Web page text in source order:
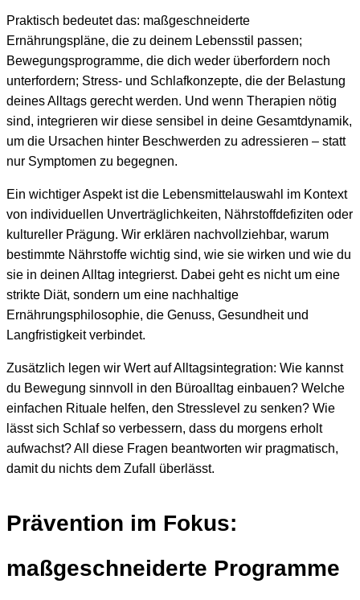
Praktisch bedeutet das: maßgeschneiderte
Ernährungspläne, die zu deinem Lebensstil passen;
Bewegungsprogramme, die dich weder überfordern noch
unterfordern; Stress- und Schlafkonzepte, die der Belastung
deines Alltags gerecht werden. Und wenn Therapien nötig
sind, integrieren wir diese sensibel in deine Gesamtdynamik,
um die Ursachen hinter Beschwerden zu adressieren – statt
nur Symptomen zu begegnen.
Ein wichtiger Aspekt ist die Lebensmittelauswahl im Kontext
von individuellen Unverträglichkeiten, Nährstoffdefiziten oder
kultureller Prägung. Wir erklären nachvollziehbar, warum
bestimmte Nährstoffe wichtig sind, wie sie wirken und wie du
sie in deinen Alltag integrierst. Dabei geht es nicht um eine
strikte Diät, sondern um eine nachhaltige
Ernährungsphilosophie, die Genuss, Gesundheit und
Langfristigkeit verbindet.
Zusätzlich legen wir Wert auf Alltagsintegration: Wie kannst
du Bewegung sinnvoll in den Büroalltag einbauen? Welche
einfachen Rituale helfen, den Stresslevel zu senken? Wie
lässt sich Schlaf so verbessern, dass du morgens erholt
aufwachst? All diese Fragen beantworten wir pragmatisch,
damit du nichts dem Zufall überlässt.
Prävention im Fokus:
maßgeschneiderte Programme